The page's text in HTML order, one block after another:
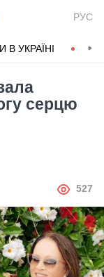
РУС
УКРАЇНІ
серцю
АВТОР
527